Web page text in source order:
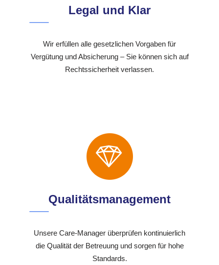
Legal und Klar
Wir erfüllen alle gesetzlichen Vorgaben für
Vergütung und Absicherung – Sie können sich auf
Rechtssicherheit verlassen.
Qualitätsmanagement
Unsere Care-Manager überprüfen kontinuierlich
die Qualität der Betreuung und sorgen für hohe
Standards.